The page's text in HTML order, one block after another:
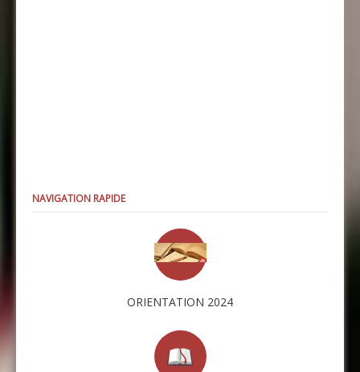
NAVIGATION RAPIDE
ORIENTATION 2024